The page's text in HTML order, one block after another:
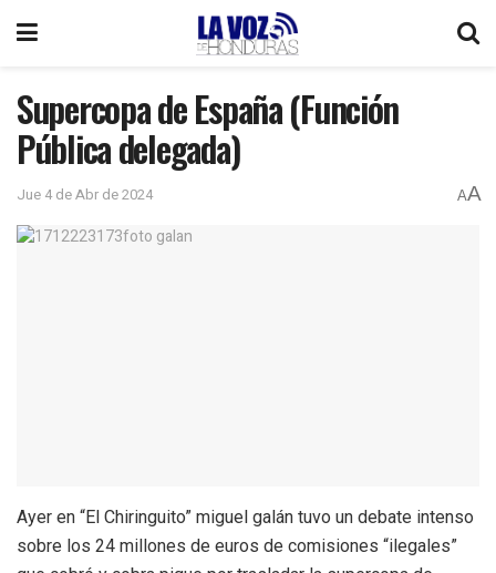
Supercopa de España (Función
Pública delegada)
Jue 4 de Abr de 2024 AA
Ayer en “El Chiringuito” miguel galán tuvo un debate intenso
sobre los 24 millones de euros de comisiones “ilegales”